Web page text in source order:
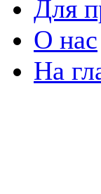
Для
О нас
На